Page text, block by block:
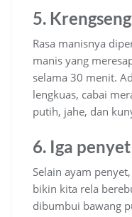
5.
Rasa manisnya
manis yang
selama 30 menit.
lengkuas, cabai
putih, jahe, dan
6. Iga penyet
Selain ayam
bikin kita rela
dibumbui bawang